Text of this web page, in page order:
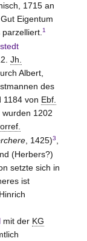
1715 an
Eigentum
1
Jh.
Albert,
des
1184 von Ebf.
1202
, 1425)3,
(Herbers?)
setzte sich in
ist
mit der KG